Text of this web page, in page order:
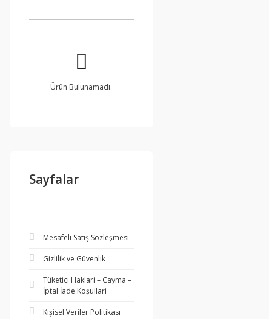
Ürün Bulunamadı.
Sayfalar
Mesafeli Satış Sözleşmesi
Gizlilik ve Güvenlik
Tüketici Haklari – Cayma –
İptal İade Koşullari
Kişisel Veriler Politikası